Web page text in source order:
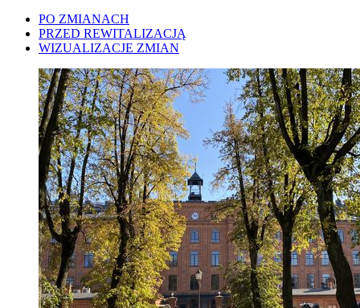
PO ZMIANACH
PRZED REWITALIZACJĄ
WIZUALIZACJE ZMIAN